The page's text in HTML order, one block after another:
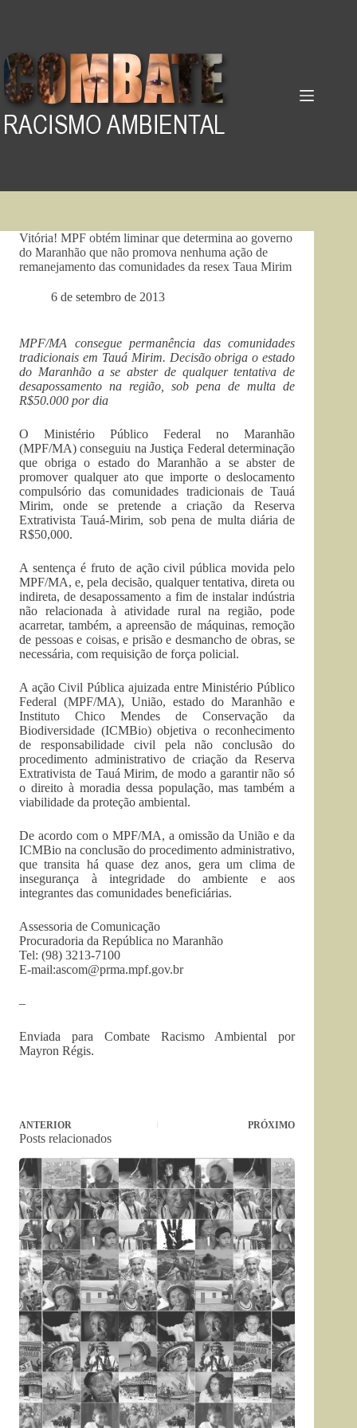
Vitória! MPF obtém liminar que determina ao governo
do Maranhão que não promova nenhuma ação de
remanejamento das comunidades da resex Taua Mirim
6 de setembro de 2013
MPF/MA consegue permanência das comunidades
tradicionais em Tauá Mirim. Decisão obriga o estado
do Maranhão a se abster de qualquer tentativa de
desapossamento na região, sob pena de multa de
R$50.000 por dia
O Ministério Público Federal no Maranhão
(MPF/MA) conseguiu na Justiça Federal determinação
que obriga o estado do Maranhão a se abster de
promover qualquer ato que importe o deslocamento
compulsório das comunidades tradicionais de Tauá
Mirim, onde se pretende a criação da Reserva
Extrativista Tauá-Mirim, sob pena de multa diária de
R$50,000.
A sentença é fruto de ação civil pública movida pelo
MPF/MA, e, pela decisão, qualquer tentativa, direta ou
indireta, de desapossamento a fim de instalar indústria
não relacionada à atividade rural na região, pode
acarretar, também, a apreensão de máquinas, remoção
de pessoas e coisas, e prisão e desmancho de obras, se
necessária, com requisição de força policial.
A ação Civil Pública ajuizada entre Ministério Público
Federal (MPF/MA), União, estado do Maranhão e
Instituto Chico Mendes de Conservação da
Biodiversidade (ICMBio) objetiva o reconhecimento
de responsabilidade civil pela não conclusão do
procedimento administrativo de criação da Reserva
Extrativista de Tauá Mirim, de modo a garantir não só
o direito à moradia dessa população, mas também a
viabilidade da proteção ambiental.
De acordo com o MPF/MA, a omissão da União e da
ICMBio na conclusão do procedimento administrativo,
que transita há quase dez anos, gera um clima de
insegurança à integridade do ambiente e aos
integrantes das comunidades beneficiárias.
Assessoria de Comunicação
Procuradoria da República no Maranhão
Tel: (98) 3213-7100
E-mail:ascom@prma.mpf.gov.br
–
Enviada para Combate Racismo Ambiental por
Mayron Régis.
ANTERIOR PRÓXIMO
Posts relacionados